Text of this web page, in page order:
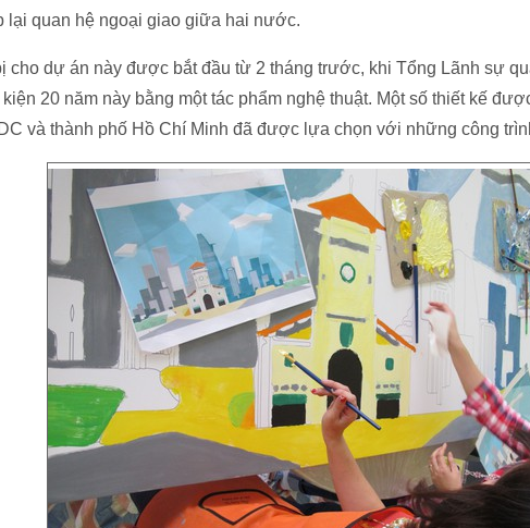
lại quan hệ ngoại giao giữa hai nước.
cho dự án này được bắt đầu từ 2 tháng trước, khi Tổng Lãnh sự
20 năm này bằng một tác phẩm nghệ thuật. Một số thiết kế
và thành phố Hồ Chí Minh đã được lựa chọn với những công